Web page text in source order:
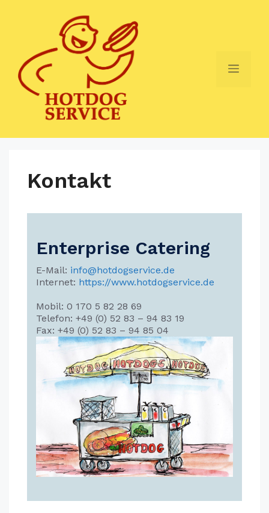
Menü
Kontakt
Enterprise Catering
E-Mail: info@hotdogservice.de
Internet: https://www.hotdogservice.de
Mobil: 0 170 5 82 28 69
Telefon: +49 (0) 52 83 – 94 83 19
Fax: +49 (0) 52 83 – 94 85 04